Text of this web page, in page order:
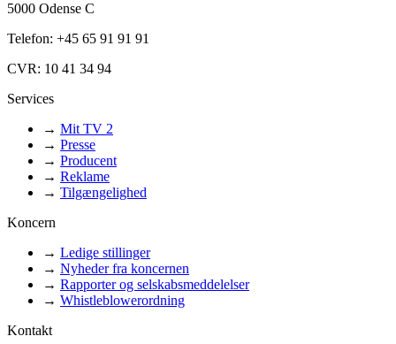
5000 Odense C
Telefon: +45 65 91 91 91
CVR: 10 41 34 94
Services
→ Mit TV 2
→ Presse
→ Producent
→ Reklame
→ Tilgængelighed
Koncern
→ Ledige stillinger
→ Nyheder fra koncernen
→ Rapporter og selskabsmeddelelser
→ Whistleblowerordning
Kontakt